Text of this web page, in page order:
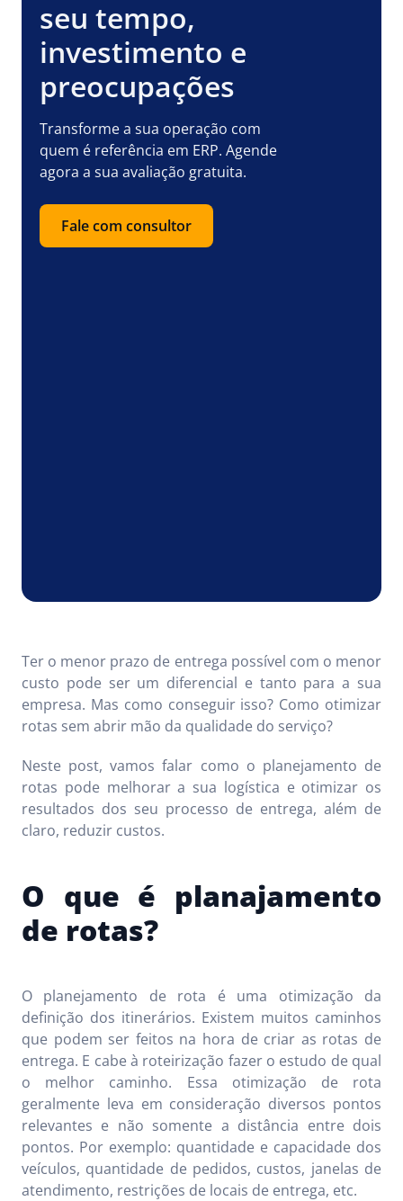
Ter o menor prazo de entrega possível com o menor
custo pode ser um diferencial e tanto para a sua
empresa. Mas como conseguir isso? Como otimizar
rotas sem abrir mão da qualidade do serviço?
Neste post, vamos falar como o planejamento de
rotas pode melhorar a sua logística e otimizar os
resultados dos seu processo de entrega, além de
claro, reduzir custos.
O que é planajamento
de rotas?
O planejamento de rota é uma otimização da
definição dos itinerários. Existem muitos caminhos
que podem ser feitos na hora de criar as rotas de
entrega. E cabe à roteirização fazer o estudo de qual
o melhor caminho. Essa otimização de rota
geralmente leva em consideração diversos pontos
relevantes e não somente a distância entre dois
pontos. Por exemplo: quantidade e capacidade dos
veículos, quantidade de pedidos, custos, janelas de
atendimento, restrições de locais de entrega, etc.
seu tempo,
investimento e
preocupações
Transforme a sua operação com
quem é referência em ERP. Agende
agora a sua avaliação gratuita.
Fale com consultor